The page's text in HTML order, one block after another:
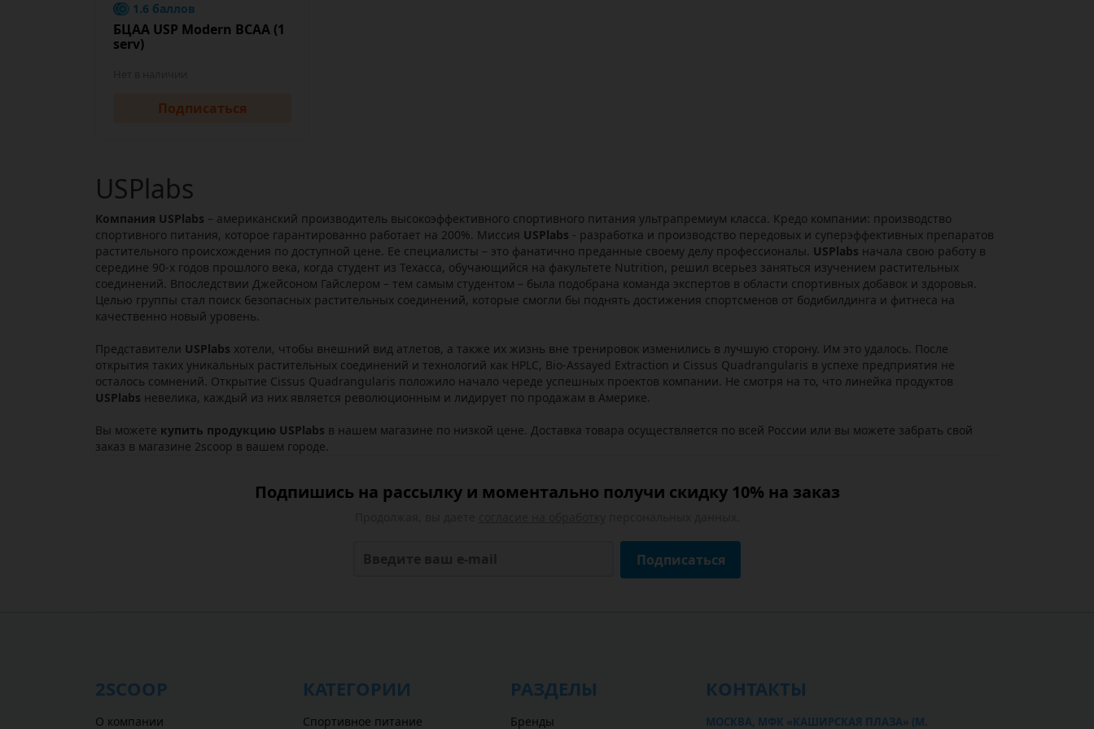
1.6 баллов
БЦАА USP Modern BCAA (1
serv)
Подписаться
USPlabs
Компания USPlabs – американский производитель высокоэффективного спортивного питания ультрапремиум класса. Кредо компании: производство
спортивного питания, которое гарантированно работает на 200%. Миссия USPlabs - разработка и производство передовых и суперэффективных препаратов
растительного происхождения по доступной цене. Ее специалисты – это фанатично преданные своему делу профессионалы. USPlabs начала свою работу в
середине 90-х годов прошлого века, когда студент из Техасса, обучающийся на факультете Nutrition, решил всерьез заняться изучением растительных
соединений. Впоследствии Джейсоном Гайслером – тем самым студентом – была подобрана команда экспертов в области спортивных добавок и здоровья.
Целью группы стал поиск безопасных растительных соединений, которые смогли бы поднять достижения спортсменов от бодибилдинга и фитнеса на
качественно новый уровень.
Представители USPlabs хотели, чтобы внешний вид атлетов, а также их жизнь вне тренировок изменились в лучшую сторону. Им это удалось. После
открытия таких уникальных растительных соединений и технологий как HPLC, Bio-Assayed Extraction и Cissus Quadrangularis в успехе предприятия не
осталось сомнений. Открытие Cissus Quadrangularis положило начало череде успешных проектов компании. Не смотря на то, что линейка продуктов
USPlabs невелика, каждый из них является революционным и лидирует по продажам в Америке.
Вы можете купить продукцию USPlabs в нашем магазине по низкой цене. Доставка товара осуществляется по всей России или вы можете забрать свой
заказ в магазине 2scoop в вашем городе.
Подпишись на рассылку и моментально получи скидку 10% на заказ
Подписаться
2SCOOP
О компании
КАТЕГОРИИ
Спортивное питание
РАЗДЕЛЫ
Бренды
КОНТАКТЫ
МОСКВА, МФК «КАШИРСКАЯ ПЛАЗА» (М.